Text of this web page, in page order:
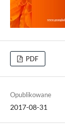
PDF
Opublikowane
2017-08-31